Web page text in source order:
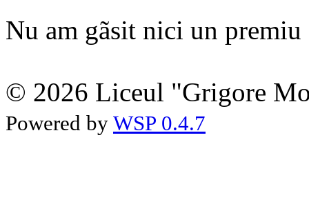
Nu am gãsit nici un premiu
© 2026 Liceul "Grigore
Powered by WSP 0.4.7